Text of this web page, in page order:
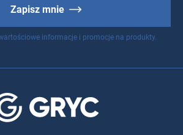
Zapisz mnie
informacje i promocje na produkty.